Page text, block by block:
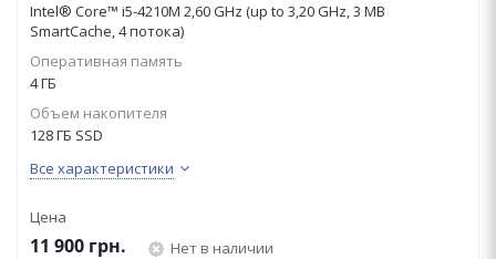
Intel® Core™ i5-4210M 2,60 GHz (up to 3,20 GHz, 3 MB
SmartCache, 4 потока)
Оперативная память
4 ГБ
Объем накопителя
128 ГБ SSD
Все характеристики
Цена
11 900 грн. Нет в наличии